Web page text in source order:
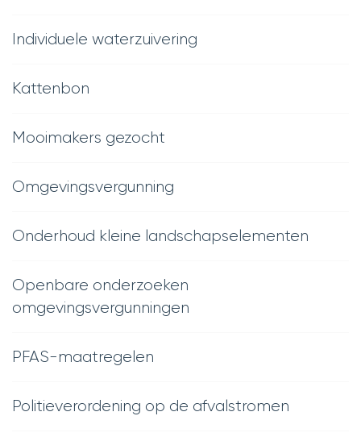
Individuele waterzuivering
Kattenbon
Mooimakers gezocht
Omgevingsvergunning
Onderhoud kleine landschapselementen
Openbare onderzoeken
omgevingsvergunningen
PFAS-maatregelen
Politieverordening op de afvalstromen